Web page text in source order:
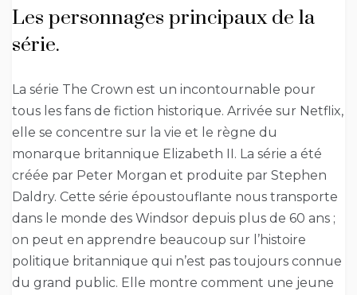
Les personnages principaux de la
série.
La série The Crown est un incontournable pour
tous les fans de fiction historique. Arrivée sur Netflix,
elle se concentre sur la vie et le règne du
monarque britannique Elizabeth II. La série a été
créée par Peter Morgan et produite par Stephen
Daldry. Cette série époustouflante nous transporte
dans le monde des Windsor depuis plus de 60 ans ;
on peut en apprendre beaucoup sur l’histoire
politique britannique qui n’est pas toujours connue
du grand public. Elle montre comment une jeune